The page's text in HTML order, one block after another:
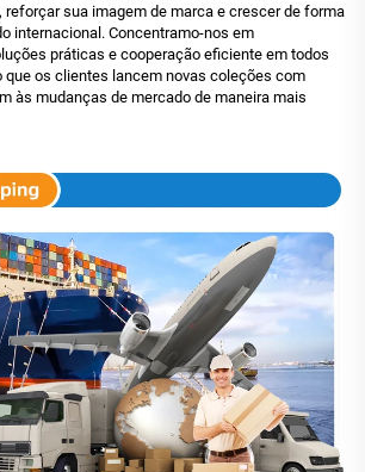
sua imagem de marca e crescer de forma
internacional. Concentramo-nos em
práticas e cooperação eficiente em todos
que os clientes lancem novas coleções com
às mudanças de mercado de maneira mais